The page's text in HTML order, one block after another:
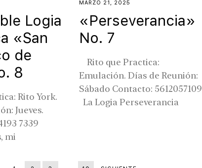
Logia
«San
de
8
Rito York.
Jueves.
7339
mi
MARZO 21, 2025
«Perseverancia»
No. 7
Rito que Practica:
Emulación. Días de Reunión:
Sábado Contacto: 5612057109
La Logia Perseverancia